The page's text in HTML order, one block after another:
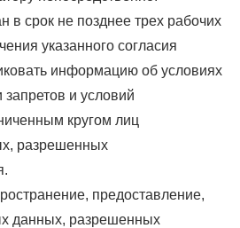
в срок не позднее трех рабочих
указанного согласия
информацию об условиях
и условий
кругом лиц
разрешенных
предоставление,
данных, разрешенных